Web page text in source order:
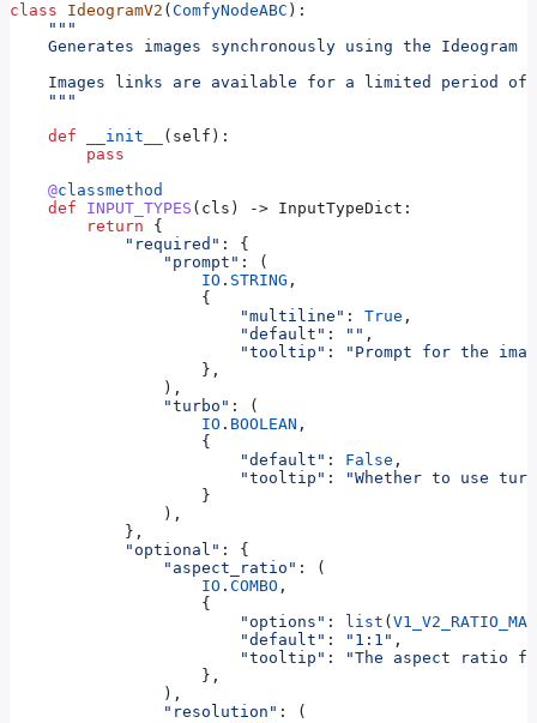
class IdeogramV2 ( ComfyNodeABC ):
    """
Generates images synchronously using the Ideogram
Images links are available for a limited period
    """
    def
__init__ ( self ):
        pass
    @
classmethod
    def
INPUT_TYPES ( cls ) -> InputTypeDict:
        return
{
            "required"
: {
                "prompt"
: (
                    IO
. STRING ,
                    {
                        "multiline"
: True ,
                        "default"
: "" ,
                        "tooltip"
:
"Prompt for the
                    },
                ),
                "turbo"
: (
                    IO
. BOOLEAN ,
                    {
                        "default"
: False ,
                        "tooltip"
:
"Whether to use
                    }
                ),
            },
            "optional"
: {
                "aspect_ratio"
: (
                    IO
. COMBO ,
                    {
                        "options"
: list ( V1_V2_RATIO_MAP
                        "default"
: "1:1" ,
                        "tooltip"
:
"The aspect ratio
                    },
                ),
                "resolution"
: (